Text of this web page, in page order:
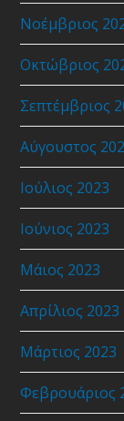
Νοέμβριος
Οκτώβριος
Σεπτέμβριος
Αύγουστος
Ιούλιος 2023
Ιούνιος 2023
Μάιος 2023
Απρίλιος 2023
Μάρτιος 2023
Φεβρουάριος